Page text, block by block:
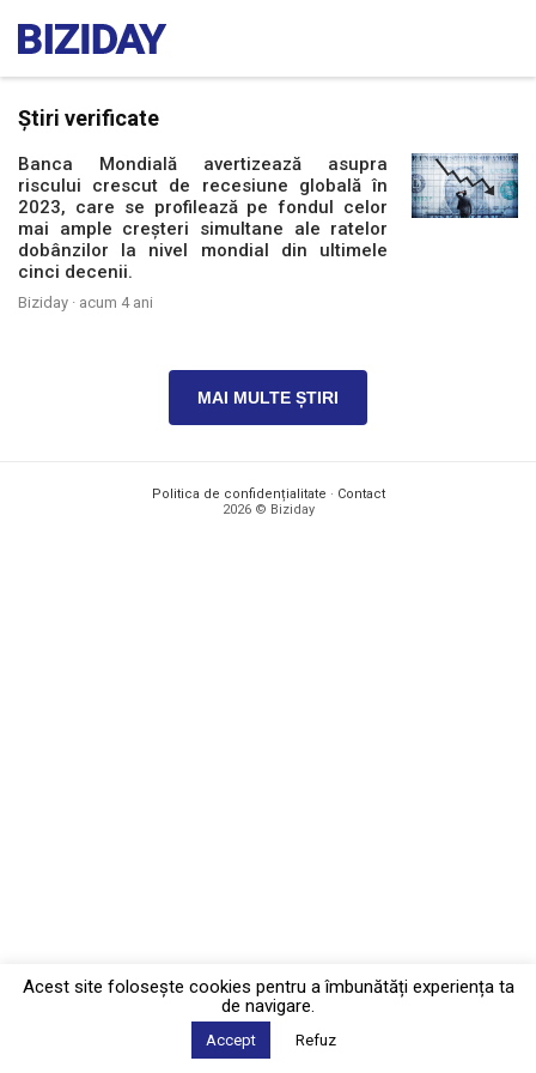
Știri verificate
Banca Mondială avertizează asupra
riscului crescut de recesiune globală în
2023, care se profilează pe fondul celor
mai ample creșteri simultane ale ratelor
dobânzilor la nivel mondial din ultimele
cinci decenii.
Biziday · acum 4 ani
MAI MULTE ȘTIRI
Politica de confidențialitate · Contact
2026 © Biziday
Acest site foloseşte cookies pentru a îmbunătăți experiența ta
de navigare.
Accept Refuz